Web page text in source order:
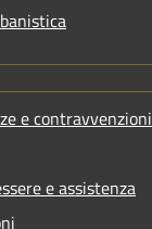
e contravvenzioni
e assistenza